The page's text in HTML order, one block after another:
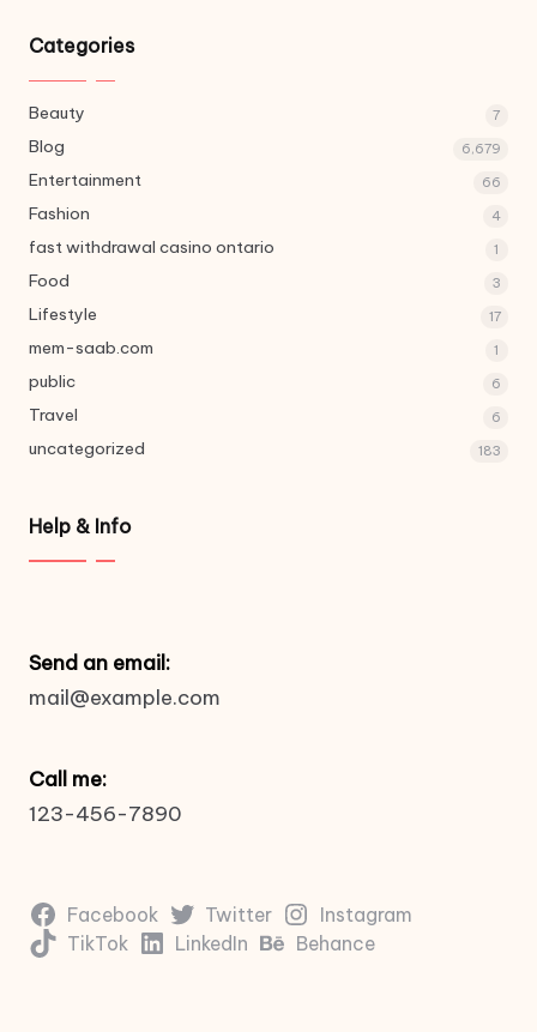
Categories
Beauty 7
Blog 6,679
Entertainment 66
Fashion 4
fast withdrawal casino ontario 1
Food 3
Lifestyle 17
mem-saab.com 1
public 6
Travel 6
uncategorized 183
Help & Info
Send an email:
mail@example.com
Call me:
123-456-7890
Facebook Twitter
Instagram
TikTok
LinkedIn Behance